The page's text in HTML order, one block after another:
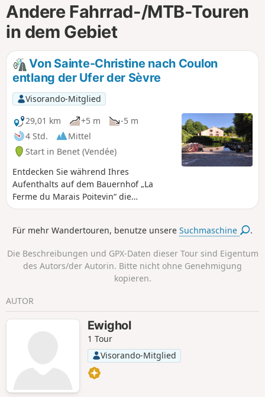
Andere Fahrrad-/MTB-Touren
in dem Gebiet
Von Sainte-Christine nach Coulon
entlang der Ufer der Sèvre
Visorando-Mitglied
29,01 km
+5 m
-5 m
4 Std.
Mittel
Start in Benet (Vendée)
Entdecken Sie während Ihres
Aufenthalts auf dem Bauernhof „La
Ferme du Marais Poitevin“ die
traditionellen Dörfer zwischen Ebene
Niortaise und erreichen Sie das Dorf
Frankreichs zählt.
Für mehr Wandertouren, benutze unsereSuchmaschine .
Die Beschreibungen und GPX-Daten dieser Tour sind Eigentum
des Autors/der Autorin. Bitte nicht ohne Genehmigung
kopieren.
AUTOR
Ewighol
1 Tour
Visorando-Mitglied